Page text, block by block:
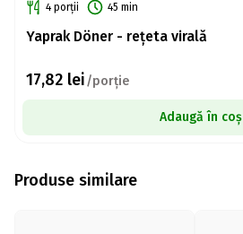
4 porții 45 min
Yaprak Döner - rețeta virală
17,82 lei/porție
Adaugă în coș
Produse similare